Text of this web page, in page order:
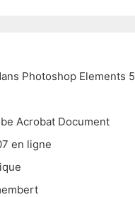
Photoshop Elements 5
Acrobat Document
en ligne